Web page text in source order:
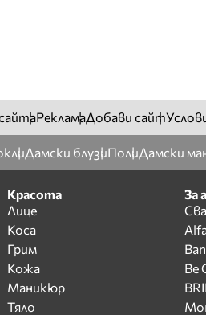
РекламаДобави сайт
Дамски блузиПолиДамски
Красота
Лице
Коса
Грим
Кожа
Маникюр
Тяло
За
Be